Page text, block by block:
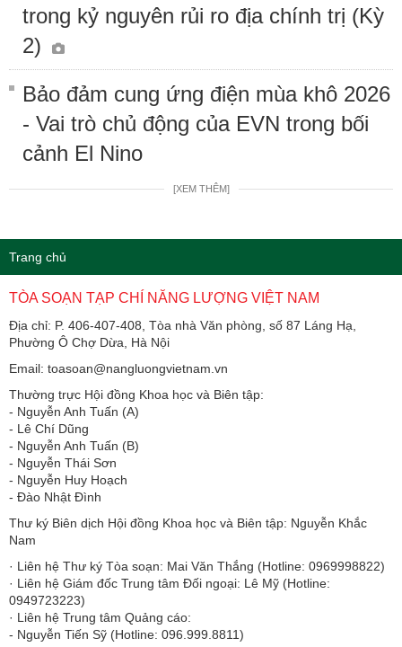
trong kỷ nguyên rủi ro địa chính trị (Kỳ
2)
Bảo đảm cung ứng điện mùa khô 2026
- Vai trò chủ động của EVN trong bối
cảnh El Nino
[XEM THÊM]
Trang chủ
TÒA SOẠN TẠP CHÍ NĂNG LƯỢNG VIỆT NAM
Địa chỉ: P. 406-407-408, Tòa nhà Văn phòng, số 87 Láng Hạ,
Phường Ô Chợ Dừa, Hà Nội
Email: toasoan@nangluongvietnam.vn
Thường trực Hội đồng Khoa học và Biên tập:
​​​​​​- Nguyễn Anh Tuấn (A)
- Lê Chí Dũng
- Nguyễn Anh Tuấn (B)
- Nguyễn Thái Sơn
- Nguyễn Huy Hoạch
- Đào Nhật Đình
Thư ký Biên dịch Hội đồng Khoa học và Biên tập: Nguyễn Khắc
Nam
· Liên hệ Thư ký Tòa soạn: Mai Văn Thắng (Hotline: 0969998822)
· Liên hệ Giám đốc Trung tâm Đối ngoại: Lê Mỹ (Hotline:
0949723223)
· Liên hệ Trung tâm Quảng cáo:
- Nguyễn Tiến Sỹ (Hotline: 096.999.8811)